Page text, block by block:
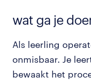
wat ga je
Als leerling
onmisbaar. Je
bewaakt het